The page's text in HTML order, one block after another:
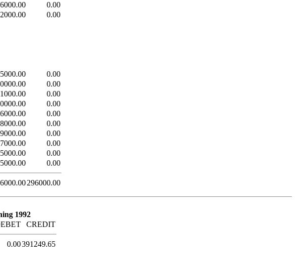
6000.00
0.00
0.00
5000.00
0.00
0.00
0.00
0.00
6000.00
0.00
0.00
9000.00
0.00
7000.00
0.00
5000.00
0.00
5000.00 0.00
296000.00
1992
CREDIT
0.00391249.65